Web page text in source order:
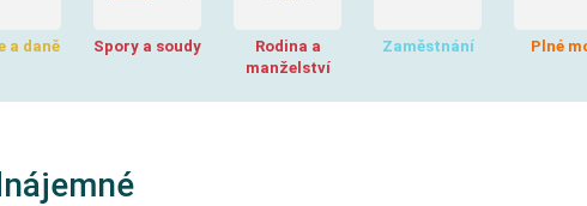
a daně Spory a soudy
Rodina a
manželství
Zaměstnání Plné